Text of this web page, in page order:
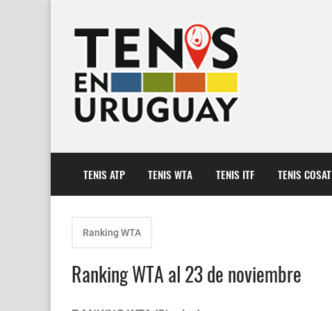
TENIS ATP TENIS WTA TENIS ITF TENIS COSAT
Ranking WTA
Ranking WTA al 23 de noviembre